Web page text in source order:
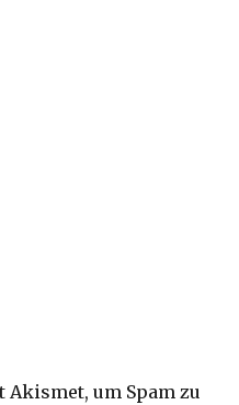
Akismet, um Spam zu